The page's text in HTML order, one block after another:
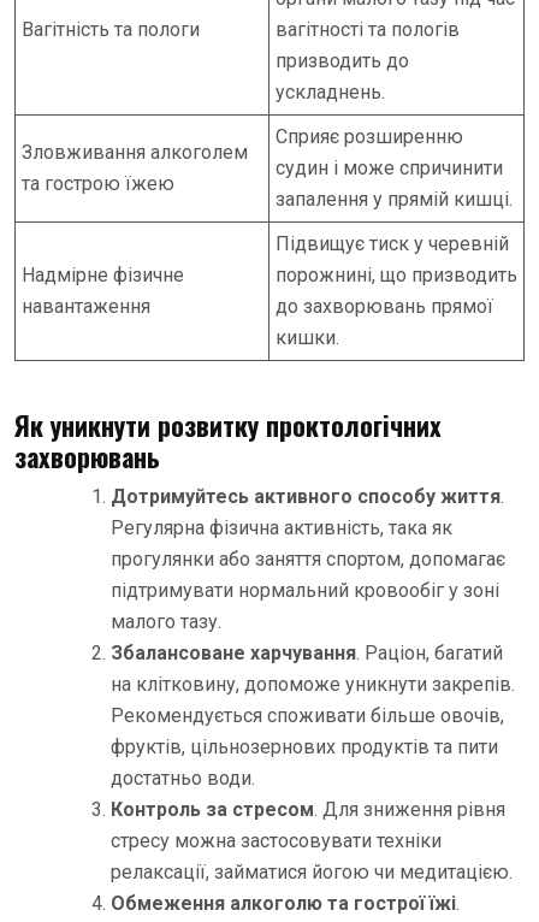
Вагітність та пологи
вагітності та пологів
призводить до
ускладнень.
Зловживання алкоголем
та гострою їжею
Сприяє розширенню
судин і може спричинити
запалення у прямій кишці.
Надмірне фізичне
навантаження
Підвищує тиск у черевній
порожнині, що призводить
до захворювань прямої
кишки.
Як уникнути розвитку проктологічних
захворювань
Дотримуйтесь активного способу життя.
Регулярна фізична активність, така як
прогулянки або заняття спортом, допомагає
підтримувати нормальний кровообіг у зоні
малого тазу.
Збалансоване харчування. Раціон, багатий
на клітковину, допоможе уникнути закрепів.
Рекомендується споживати більше овочів,
фруктів, цільнозернових продуктів та пити
достатньо води.
Контроль за стресом. Для зниження рівня
стресу можна застосовувати техніки
релаксації, займатися йогою чи медитацією.
Обмеження алкоголю та гострої їжі.